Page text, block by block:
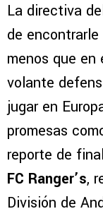
La directiva
de
menos que
volante
jugar en
promesas
reporte de
FC Ranger’s,
División de